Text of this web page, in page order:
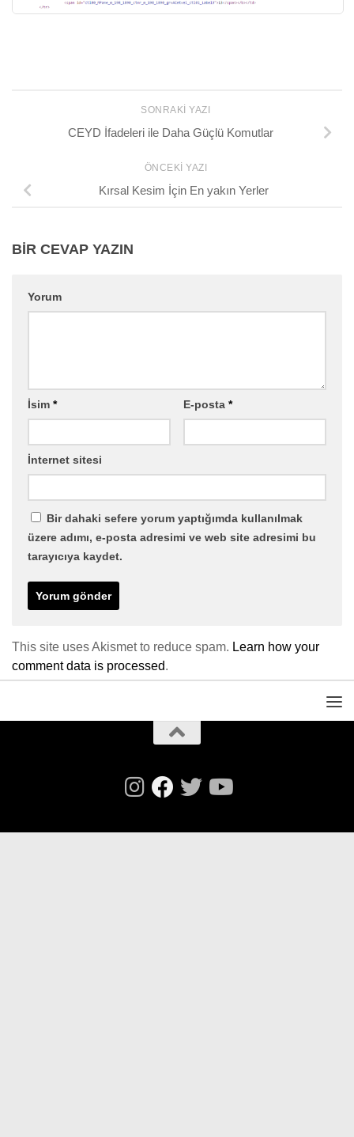
SONRAKI YAZI
CEYD İfadeleri ile Daha Güçlü Komutlar
ÖNCEKI YAZI
Kırsal Kesim İçin En yakın Yerler
BIR CEVAP YAZIN
Yorum
İsim * E-posta *
İnternet sitesi
Bir dahaki sefere yorum yaptığımda kullanılmak
üzere adımı, e-posta adresimi ve web site adresimi bu
tarayıcıya kaydet.
This site uses Akismet to reduce spam. Learn how your
comment data is processed.